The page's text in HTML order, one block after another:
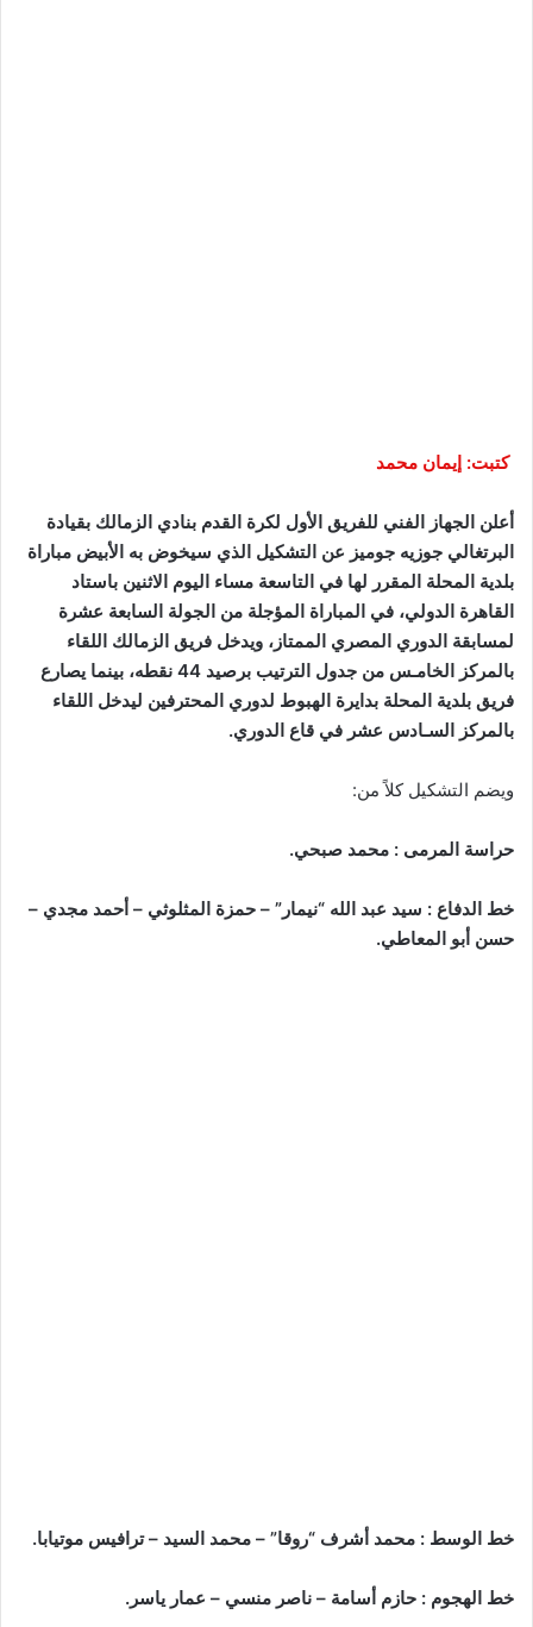
كتبت: إيمان محمد
أعلن الجهاز الفني للفريق الأول لكرة القدم بنادي الزمالك بقيادة
البرتغالي جوزيه جوميز عن التشكيل الذي سيخوض به الأبيض مباراة
بلدية المحلة المقرر لها في التاسعة مساء اليوم الاثنين باستاد
القاهرة الدولي، في المباراة المؤجلة من الجولة السابعة عشرة
لمسابقة الدوري المصري الممتاز، ويدخل فريق الزمالك اللقاء
بالمركز الخامـس من جدول الترتيب برصيد 44 نقطه، بينما يصارع
فريق بلدية المحلة بدايرة الهبوط لدوري المحترفين ليدخل اللقاء
بالمركز السـادس عشر في قاع الدوري.
ويضم التشكيل كلاً من:
حراسة المرمى : محمد صبحي.
خط الدفاع : سيد عبد الله “نيمار” – حمزة المثلوثي – أحمد مجدي –
حسن أبو المعاطي.
خط الوسط : محمد أشرف “روقا” – محمد السيد – ترافيس موتيابا.
خط الهجوم : حازم أسامة – ناصر منسي – عمار ياسر.